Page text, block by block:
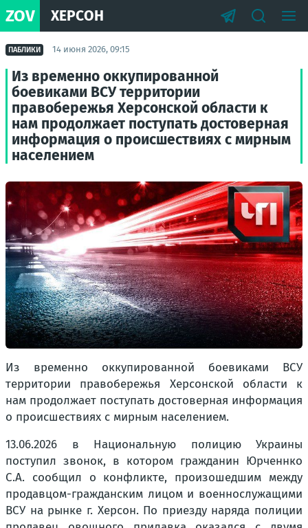
ZOV ХЕРСОН
ПАБЛИКИ 14 июня 2026, 09:15
Из временно оккупированной
боевиками ВСУ территории
правобережья Херсонской области к
нам продолжает поступать достоверная
информация о происшествиях с мирным
населением
Из временно оккупированной боевиками ВСУ
территории правобережья Херсонской области к
нам продолжает поступать достоверная информация
о происшествиях с мирным населением.
13.06.2026 в Национальную полицию Украины
поступил звонок, в котором гражданин Юрченнко
С.А. сообщил о конфликте, произошедшим между
продавцом-гражданским лицом и военнослужащими
ВСУ на рынке г. Херсон. По приезду наряда полиции